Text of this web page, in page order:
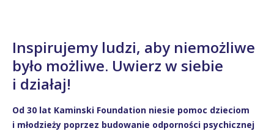
Inspirujemy ludzi, aby niemożliwe
było możliwe. Uwierz w siebie
i działaj!
Od 30 lat Kaminski Foundation niesie pomoc dzieciom
i młodzieży poprzez budowanie odporności psychicznej